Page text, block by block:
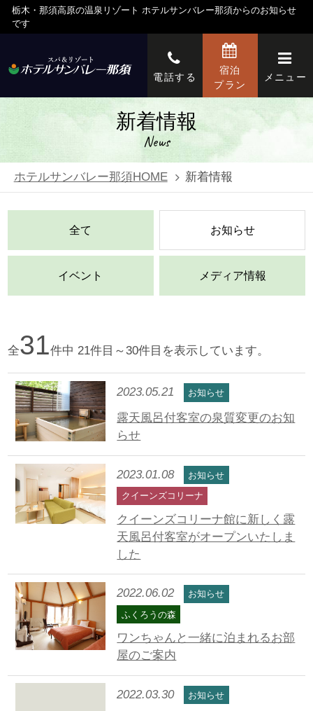
栃木・那須高原の温泉リゾート ホテルサンバレー那須からのお知らせ
です
電話する
宿泊
プラン
メニュー
新着情報
News
ホテルサンバレー那須HOME 新着情報
全て お知らせ
イベント メディア情報
全31件中 21件目～30件目を表示しています。
2023.05.21 お知らせ
露天風呂付客室の泉質変更のお知
らせ
2023.01.08
お知らせ
クイーンズコリーナ
クイーンズコリーナ館に新しく露
天風呂付客室がオープンいたしま
した
2022.06.02
お知らせ
ふくろうの森
ワンちゃんと一緒に泊まれるお部
屋のご案内
2022.03.30 お知らせ